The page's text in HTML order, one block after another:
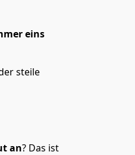
eins
steile
an? Das ist